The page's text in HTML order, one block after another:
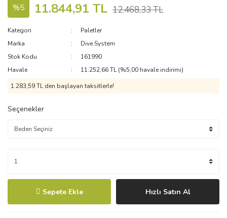
%5 11.844,91 TL 12.468,33 TL
Kategori
Paletler
Marka
Dive System
Stok Kodu
161990
Havale
11.252,66 TL (%5,00 havale indirimi)
1.283,59 TL den başlayan taksitlerle!
Seçenekler
Sepete Ekle Hızlı Satın Al